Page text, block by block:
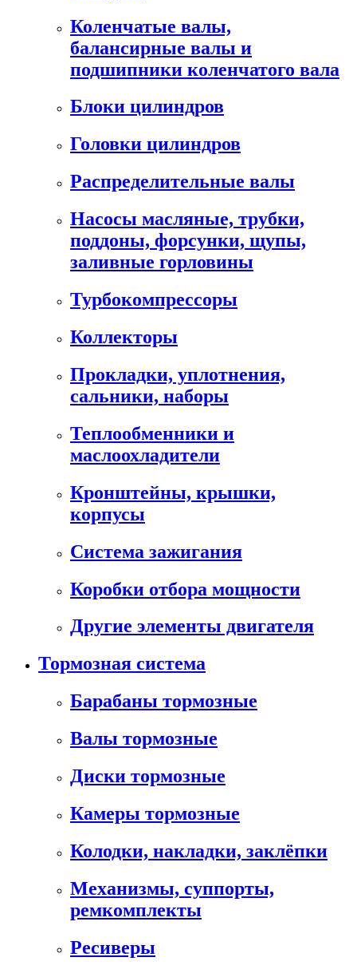
Коленчатые валы,
балансирные валы и
подшипники коленчатого вала
Блоки цилиндров
Головки цилиндров
Распределительные валы
Насосы масляные, трубки,
поддоны, форсунки, щупы,
заливные горловины
Турбокомпрессоры
Коллекторы
Прокладки, уплотнения,
сальники, наборы
Теплообменники и
маслоохладители
Кронштейны, крышки,
корпусы
Cистема зажигания
Коробки отбора мощности
Другие элементы двигателя
Тормозная система
Барабаны тормозные
Валы тормозные
Диски тормозные
Камеры тормозные
Колодки, накладки, заклёпки
Механизмы, суппорты,
ремкомплекты
Ресиверы